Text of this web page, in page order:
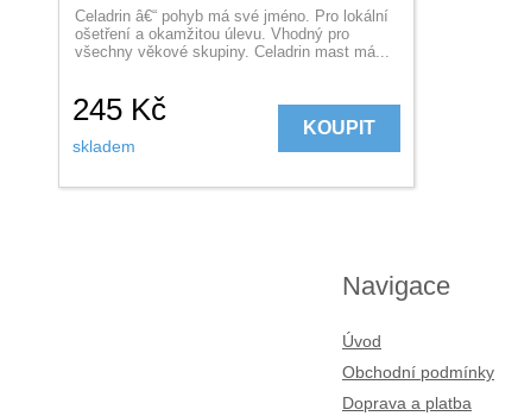
Celadrin â€“ pohyb má své jméno. Pro lokální
ošetření a okamžitou úlevu. Vhodný pro
všechny věkové skupiny. Celadrin mast má...
245 Kč
skladem
KOUPIT
Navigace
Úvod
Obchodní podmínky
Doprava a platba